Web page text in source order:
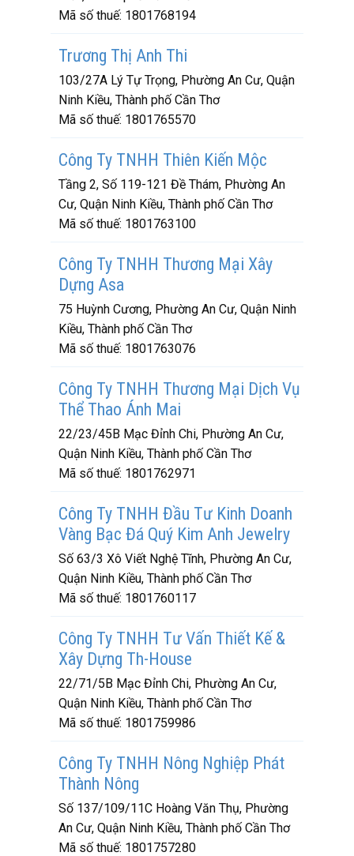
Mã số thuế: 1801768194
Trương Thị Anh Thi
103/27A Lý Tự Trọng, Phường An Cư, Quận
Ninh Kiều, Thành phố Cần Thơ
Mã số thuế: 1801765570
Công Ty TNHH Thiên Kiến Mộc
Tầng 2, Số 119-121 Đề Thám, Phường An
Cư, Quận Ninh Kiều, Thành phố Cần Thơ
Mã số thuế: 1801763100
Công Ty TNHH Thương Mại Xây
Dựng Asa
75 Huỳnh Cương, Phường An Cư, Quận Ninh
Kiều, Thành phố Cần Thơ
Mã số thuế: 1801763076
Công Ty TNHH Thương Mại Dịch Vụ
Thể Thao Ánh Mai
22/23/45B Mạc Đỉnh Chi, Phường An Cư,
Quận Ninh Kiều, Thành phố Cần Thơ
Mã số thuế: 1801762971
Công Ty TNHH Đầu Tư Kinh Doanh
Vàng Bạc Đá Quý Kim Anh Jewelry
Số 63/3 Xô Viết Nghệ Tĩnh, Phường An Cư,
Quận Ninh Kiều, Thành phố Cần Thơ
Mã số thuế: 1801760117
Công Ty TNHH Tư Vấn Thiết Kế &
Xây Dựng Th-House
22/71/5B Mạc Đỉnh Chi, Phường An Cư,
Quận Ninh Kiều, Thành phố Cần Thơ
Mã số thuế: 1801759986
Công Ty TNHH Nông Nghiệp Phát
Thành Nông
Số 137/109/11C Hoàng Văn Thụ, Phường
An Cư, Quận Ninh Kiều, Thành phố Cần Thơ
Mã số thuế: 1801757280